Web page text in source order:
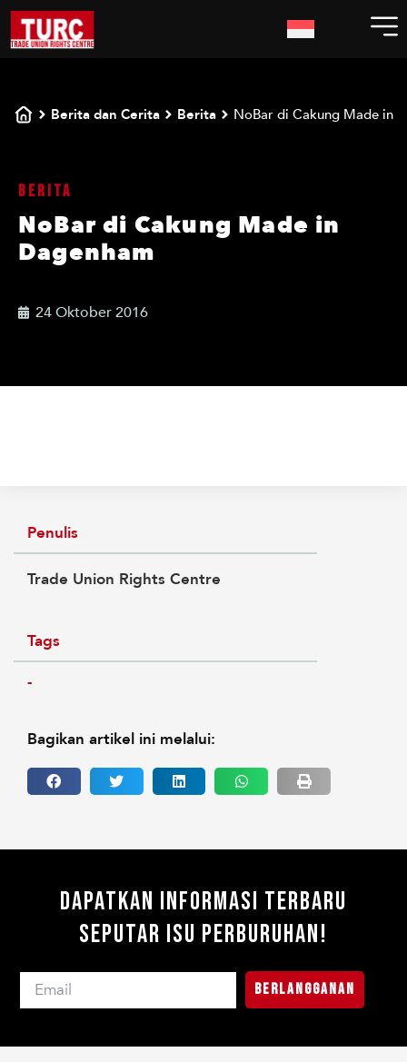
Berita dan Cerita Berita NoBar di Cakung Made in
Berita
NoBar di Cakung Made in
Dagenham
24 Oktober 2016
Penulis
Trade Union Rights Centre
Tags
-
Bagikan artikel ini melalui:
Dapatkan Informasi Terbaru
Seputar Isu Perburuhan!
Berlangganan